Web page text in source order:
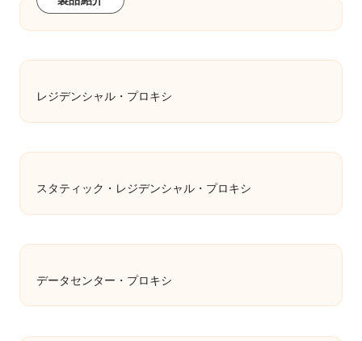
レジデンシャル・プロキシ
スタティック・レジデンシャル・プロキシ
データセンター・プロキシ